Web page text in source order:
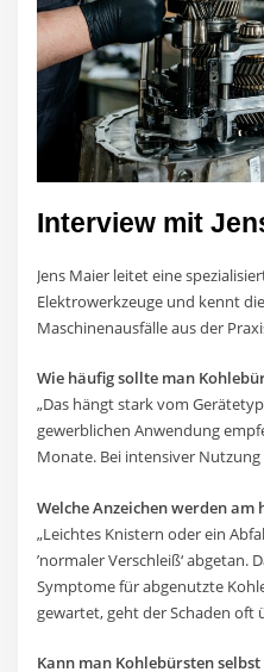
Interview mit
Jens Maier leitet eine
Elektrowerkzeuge und kennt
Maschinenausfälle aus der
Wie häufig sollte man
„Das hängt stark vom
gewerblichen Anwendung
Monate. Bei intensiver Nutzung
Welche Anzeichen werden
„Leichtes Knistern oder ein
’normaler Verschleiß‘ abgetan.
Symptome für abgenutzte
gewartet, geht der Schaden oft
Kann man Kohlebürsten